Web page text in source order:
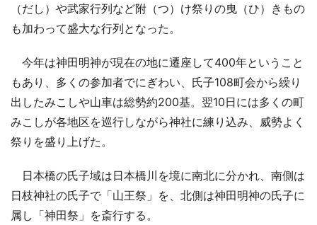
（だし）や武家行列など附（つ）け祭りの曳（ひ）きもの
も加わって盛大な行列となった。
今年は神田明神が現在の地に遷座して400年ということ
もあり、多くの参加者でにぎわい、氏子108町会から繰り
出したみこしや山車は総勢約200基。翌10日には多くの町
みこしが各地区を巡行しながら神社に練り込み、威勢よく
祭りを盛り上げた。
日本橋の氏子域は日本橋川を境に南北に分かれ、南側は
日枝神社の氏子で「山王祭」を、北側は神田明神の氏子に
属し「神田祭」を斎行する。